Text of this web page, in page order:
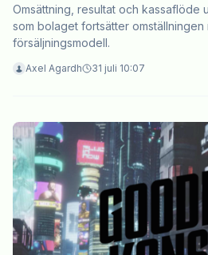
Omsättning, resultat och kassaflöde
som bolaget fortsätter omställningen
försäljningsmodell.
Axel Agardh 31 juli 10:07